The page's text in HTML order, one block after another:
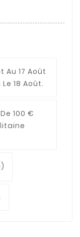
Au 17 Août
18 Août.
100 €